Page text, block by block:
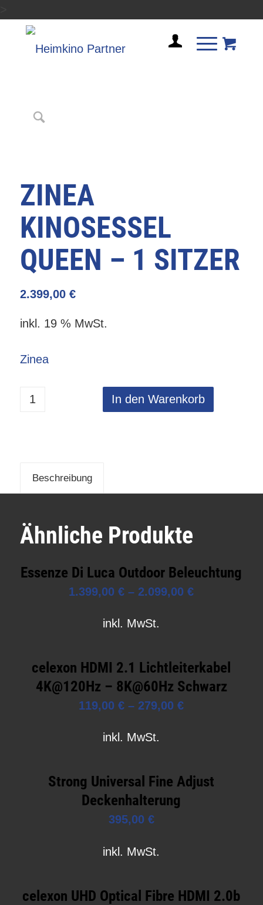
ZINEA
KINOSESSEL
QUEEN – 1 SITZER
2.399,00 €
inkl. 19 % MwSt.
Zinea
In den Warenkorb
Beschreibung
Ähnliche Produkte
Essenze Di Luca Outdoor Beleuchtung
1.399,00€ –2.099,00€
inkl. MwSt.
celexon HDMI 2.1 Lichtleiterkabel
4K@120Hz – 8K@60Hz Schwarz
119,00€ –279,00€
inkl. MwSt.
Strong Universal Fine Adjust
Deckenhalterung
395,00 €
inkl. MwSt.
celexon UHD Optical Fibre HDMI 2.0b